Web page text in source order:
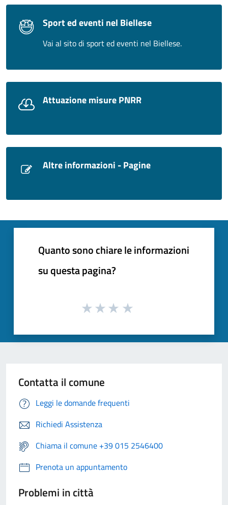
Sport ed eventi nel Biellese
Vai al sito di sport ed eventi nel Biellese.
Attuazione misure PNRR
Altre informazioni - Pagine
Quanto sono chiare le informazioni
su questa pagina?
Contatta il comune
Leggi le domande frequenti
Richiedi Assistenza
Chiama il comune +39 015 2546400
Prenota un appuntamento
Problemi in città